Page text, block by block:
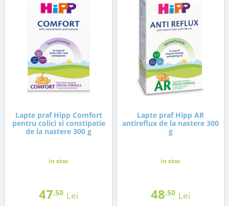
Lapte praf Hipp Comfort
pentru colici si constipatie
de la nastere 300 g
in stoc
47,50 Lei
Lapte praf Hipp AR
antireflux de la nastere 300
g
in stoc
48,50 Lei